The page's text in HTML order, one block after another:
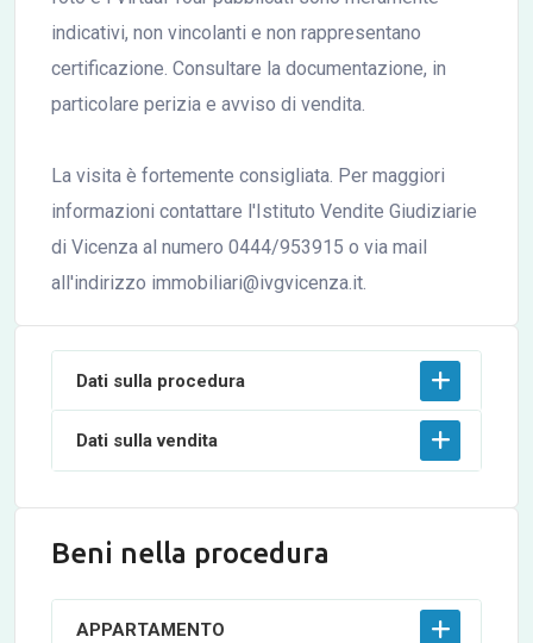
indicativi, non vincolanti e non rappresentano
certificazione. Consultare la documentazione, in
particolare perizia e avviso di vendita.
La visita è fortemente consigliata. Per maggiori
informazioni contattare l'Istituto Vendite Giudiziarie
di Vicenza al numero 0444/953915 o via mail
all'indirizzo immobiliari@ivgvicenza.it.
Dati sulla procedura
Dati sulla vendita
Beni nella procedura
APPARTAMENTO